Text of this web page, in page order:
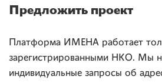
Предложить проект
Платформа ИМЕНА работает
зарегистрированными НКО. Мы
индивидуальные запросы об